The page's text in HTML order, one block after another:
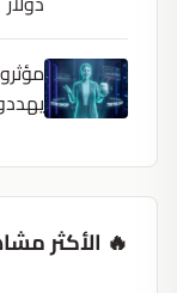
🔥 الأكثر